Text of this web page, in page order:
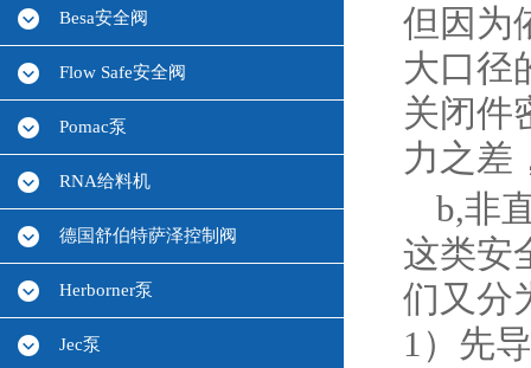
Besa安全阀
Flow Safe安全阀
Pomac泵
RNA给料机
德国舒伯特萨泽控制阀
Herborner泵
Jec泵
但因为
大口径
关闭件
力之差
b,非
这类安
们又分
1）先